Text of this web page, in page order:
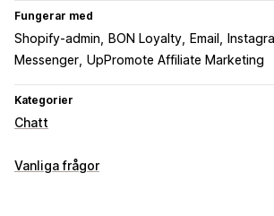
Fungerar med
Shopify-admin BON Loyalty Email
Messenger UpPromote Affiliate Marketing
Kategorier
Chatt
Meddelanden i realtid
Vanliga frågor